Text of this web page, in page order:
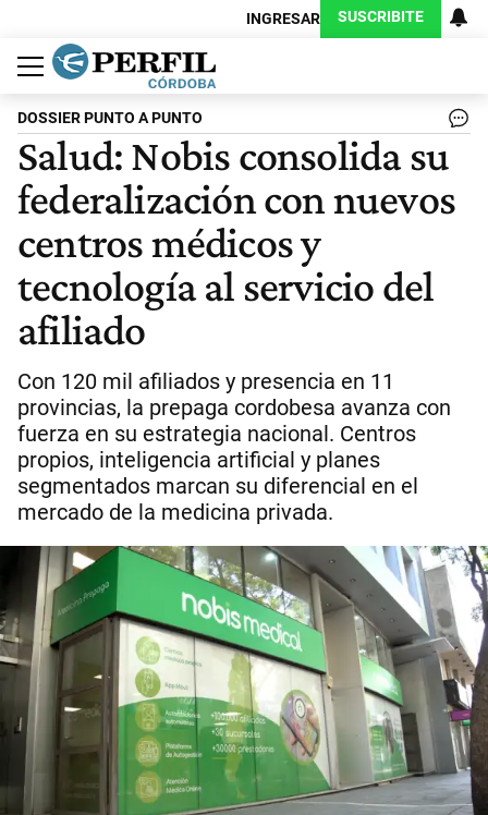
INGRESAR SUSCRIBITE
Política
Economía
Judiciales
Sociedad
Cultura
Espectáculos
Deportes
Protagonistas
DOSSIER PUNTO A PUNTO
Salud: Nobis consolida su
federalización con nuevos
centros médicos y
tecnología al servicio del
afiliado
Con 120 mil afiliados y presencia en 11
provincias, la prepaga cordobesa avanza con
fuerza en su estrategia nacional. Centros
propios, inteligencia artificial y planes
segmentados marcan su diferencial en el
mercado de la medicina privada.